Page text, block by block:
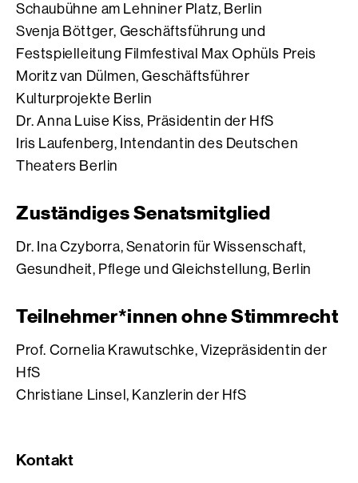
Schaubühne am Lehniner Platz, Berlin
Svenja Böttger, Geschäftsführung und
Festspielleitung Filmfestival Max Ophüls Preis
Moritz van Dülmen, Geschäftsführer
Kulturprojekte Berlin
Dr. Anna Luise Kiss, Präsidentin der HfS
Iris Laufenberg, Intendantin des Deutschen
Theaters Berlin
Zuständiges Senatsmitglied
Dr. Ina Czyborra, Senatorin für Wissenschaft,
Gesundheit, Pflege und Gleichstellung, Berlin
Teilnehmer*innen ohne Stimmrecht
Prof. Cornelia Krawutschke, Vizepräsidentin der
HfS
Christiane Linsel, Kanzlerin der HfS
Kontakt